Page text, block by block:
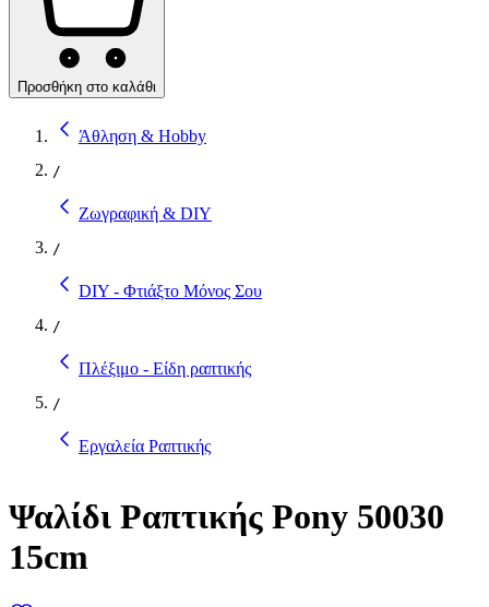
Προσθήκη στο καλάθι
Άθληση & Hobby
/
Ζωγραφική & DIY
/
DIY - Φτιάξτο Μόνος Σου
/
Πλέξιμο - Είδη ραπτικής
/
Εργαλεία Ραπτικής
Ψαλίδι Ραπτικής Pony 50030
15cm